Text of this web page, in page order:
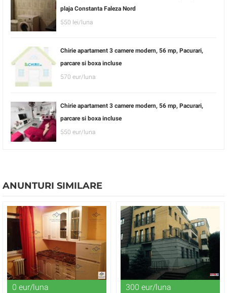
plaja Constanta Faleza Nord
550 lei/luna
Chirie apartament 3 camere modern, 56 mp, Pacurari,
parcare si boxa incluse
570 eur/luna
Chirie apartament 3 camere modern, 56 mp, Pacurari,
parcare si boxa incluse
550 eur/luna
ANUNTURI SIMILARE
0 eur/luna 300 eur/luna